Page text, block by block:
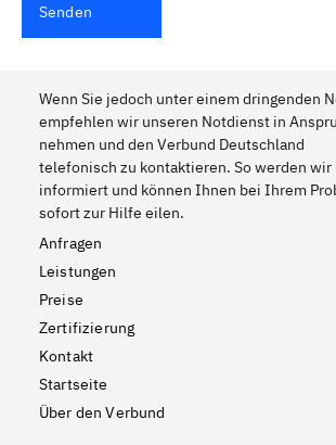
Senden
Wenn Sie jedoch unter einem dringenden
empfehlen wir unseren Notdienst in
nehmen und den Verbund Deutschland
telefonisch zu kontaktieren. So werden wir
informiert und können Ihnen bei Ihrem
sofort zur Hilfe eilen.
Anfragen
Leistungen
Preise
Zertifizierung
Kontakt
Startseite
Über den Verbund